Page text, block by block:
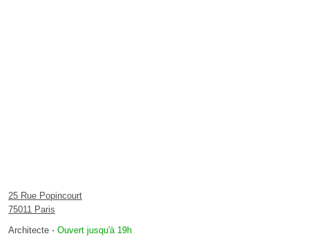
25 Rue Popincourt
75011 Paris
Architecte - Ouvert jusqu'à 19h